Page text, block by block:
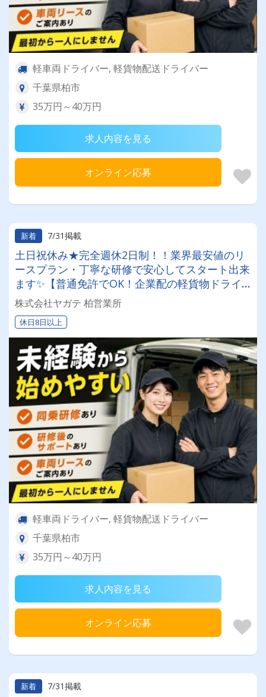
軽車両ドライバー, 軽貨物配送ドライバー
千葉県柏市
35万円～40万円
求人内容を見る
オンライン応募
新着 7/31掲載
土日祝休み★完全週休2日制！！業界最安値のリ
ースプラン・丁寧な研修で安心してスタート出来
ます✨【普通免許でOK！企業配の軽貨物ドライ
バー！！】日払い・週払いOK♪しっかり稼いで生
活安定♪＼社員登用実績あり◎キャリアアップも
狙えます！／
株式会社ヤガテ 柏営業所
休日8日以上
軽車両ドライバー, 軽貨物配送ドライバー
千葉県柏市
35万円～40万円
求人内容を見る
オンライン応募
新着 7/31掲載